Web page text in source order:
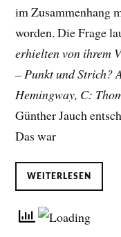
im Zusammenhang
worden. Die Frage
erhielten von ihrem
– Punkt und Strich?
Hemingway, C:
Günther Jauch
Das war
WEITERLESEN